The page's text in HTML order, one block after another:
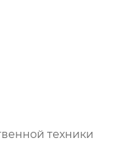
техники